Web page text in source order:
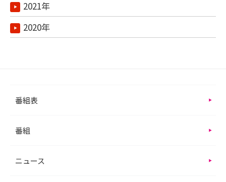
2021年
2020年
番組表
番組
ニュース